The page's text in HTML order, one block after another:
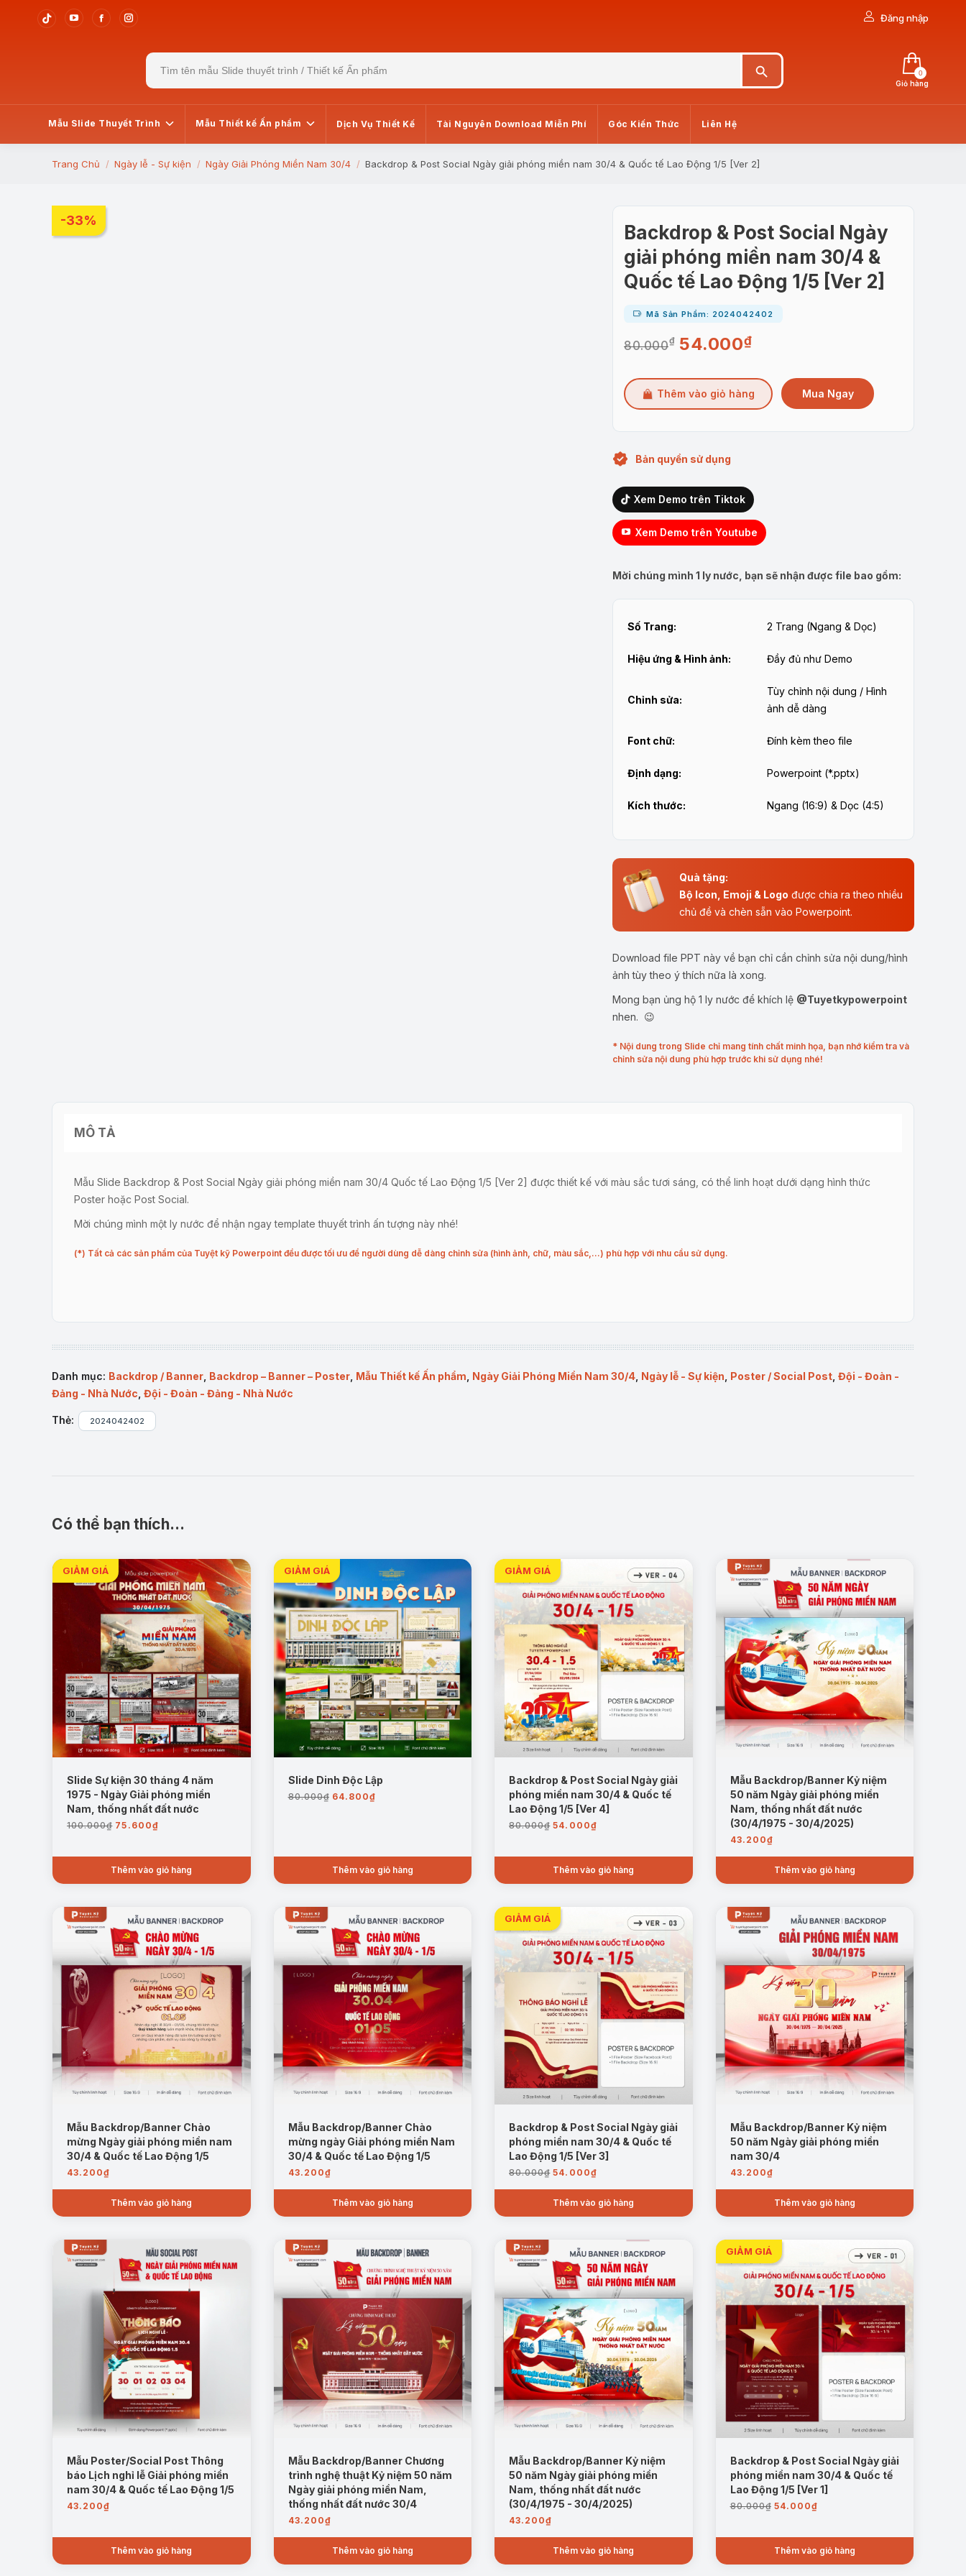
Tiktok
window
YouTube
window
Facebook
window
Instagram
opens
window
Đăng nhập
Search
for:
Giỏ hàng
0
Mẫu Slide Thuyết Trình Mẫu Thiết kế Ấn phẩm Dịch Vụ Thiết Kế Tài Nguyên Download Miễn Phí Góc Kiến Thức Liên Hệ
You are here:
Trang Chủ Ngày lễ - Sự kiện Ngày Giải Phóng Miền Nam 30/4 Backdrop & Post Social Ngày giải phóng miền nam 30/4 & Quốc tế Lao Động 1/5 [Ver 2]
-33%
Backdrop & Post Social Ngày
giải phóng miền nam 30/4 &
Quốc tế Lao Động 1/5 [Ver 2]
Mã Sản Phẩm: 2024042402
80.000₫ Giá
80.000₫.
54.000₫
Giá
là:
54.000₫.
Thêm vào giỏ hàng Mua Ngay
Bản quyền sử dụng
Xem Demo trên Tiktok
Xem Demo trên Youtube
Mời chúng mình 1 ly nước, bạn sẽ nhận được file bao gồm:
Số Trang: 2 Trang (Ngang & Dọc)
Hiệu ứng & Hình ảnh: Đầy đủ như Demo
Chỉnh sửa:
Tùy chỉnh nội dung / Hình
ảnh dễ dàng
Font chữ: Đính kèm theo file
Định dạng: Powerpoint (*.pptx)
Kích thước: Ngang (16:9) & Dọc (4:5)
Quà tặng:
Bộ Icon, Emoji & Logo được chia ra theo nhiều
chủ đề và chèn sẵn vào Powerpoint.
Download file PPT này về bạn chỉ cần chỉnh sửa nội dung/hình
ảnh tùy theo ý thích nữa là xong.
Mong bạn ủng hộ 1 ly nước để khích lệ @Tuyetkypowerpoint
nhen. 😉
* Nội dung trong Slide chỉ mang tính chất minh họa, bạn nhớ kiểm tra và
chỉnh sửa nội dung phù hợp trước khi sử dụng nhé!
MÔ TẢ
Mẫu Slide Backdrop & Post Social Ngày giải phóng miền nam 30/4 Quốc tế Lao Động 1/5 [Ver 2] được thiết kế với màu sắc tươi sáng, có thể linh hoạt dưới dạng hình thức
Poster hoặc Post Social.
Mời chúng mình một ly nước để nhận ngay template thuyết trình ấn tượng này nhé!
(*) Tất cả các sản phẩm của Tuyệt kỹ Powerpoint đều được tối ưu để người dùng dễ dàng chỉnh sửa (hình ảnh, chữ, màu sắc,…) phù hợp với nhu cầu sử dụng.
Danh mục: Backdrop / Banner Backdrop – Banner – Poster Mẫu Thiết kế Ấn phẩm Ngày Giải Phóng Miền Nam 30/4 Ngày lễ - Sự kiện Poster / Social Post Đội - Đoàn -
Đảng - Nhà Nước Đội - Đoàn - Đảng - Nhà Nước
Thẻ: 2024042402
Có thể bạn thích…
Slide Sự kiện 30 tháng 4 năm
1975 - Ngày Giải phóng miền
Nam, thống nhất đất nước
100.000₫ Giá
100.000₫.
75.600₫Giá
là:
75.600₫.
Thêm vào giỏ hàng
Slide Dinh Độc Lập
80.000₫ Giá
64.800₫
Thêm vào giỏ hàng
Backdrop & Post Social Ngày giải
phóng miền nam 30/4 & Quốc tế
Lao Động 1/5 [Ver 4]
80.000₫ Giá
80.000₫.
54.000₫Giá
là:
54.000₫.
Thêm vào giỏ hàng
Mẫu Backdrop/Banner Kỷ niệm
50 năm Ngày giải phóng miền
Nam, thống nhất đất nước
(30/4/1975 - 30/4/2025)
43.200₫
Thêm vào giỏ hàng
Mẫu Backdrop/Banner Chào
mừng Ngày giải phóng miền nam
30/4 & Quốc tế Lao Động 1/5
43.200₫
Thêm vào giỏ hàng
Mẫu Backdrop/Banner Chào
mừng ngày Giải phóng miền Nam
30/4 & Quốc tế Lao Động 1/5
43.200₫
Thêm vào giỏ hàng
Backdrop & Post Social Ngày giải
phóng miền nam 30/4 & Quốc tế
Lao Động 1/5 [Ver 3]
80.000₫ Giá
là:
80.000₫.
54.000₫Giá
tại
là:
Thêm vào giỏ hàng
Mẫu Backdrop/Banner Kỷ niệm
50 năm Ngày giải phóng miền
nam 30/4
43.200₫
Thêm vào giỏ hàng
Mẫu Poster/Social Post Thông
báo Lịch nghỉ lễ Giải phóng miền
nam 30/4 & Quốc tế Lao Động 1/5
43.200₫
Thêm vào giỏ hàng
Mẫu Backdrop/Banner Chương
trình nghệ thuật Kỷ niệm 50 năm
Ngày giải phóng miền Nam,
thống nhất đất nước 30/4
43.200₫
Thêm vào giỏ hàng
Mẫu Backdrop/Banner Kỷ niệm
50 năm Ngày giải phóng miền
Nam, thống nhất đất nước
(30/4/1975 - 30/4/2025)
43.200₫
Thêm vào giỏ hàng
Backdrop & Post Social Ngày giải
phóng miền nam 30/4 & Quốc tế
Lao Động 1/5 [Ver 1]
80.000₫ Giá
80.000₫.
54.000₫
là:
54.000₫.
Thêm vào giỏ hàng